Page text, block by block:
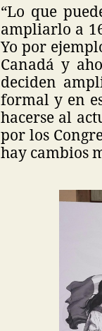
“Lo que
ampliarlo a
Yo por
Canadá y
deciden
formal y en
hacerse al
por los
hay cambios